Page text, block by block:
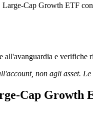
Large-Cap Growth ETF
all'avanguardia e
non agli asset.
Cap Growth